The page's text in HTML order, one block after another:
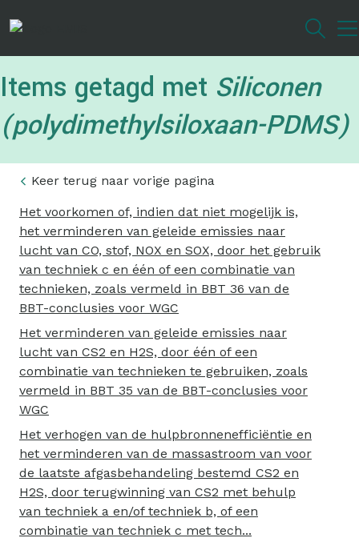
inhoud
gaan
Items getagd met Siliconen
(polydimethylsiloxaan-PDMS)
Keer terug naar vorige pagina
Het voorkomen of, indien dat niet mogelijk is,
het verminderen van geleide emissies naar
lucht van CO, stof, NOX en SOX, door het gebruik
van techniek c en één of een combinatie van
technieken, zoals vermeld in BBT 36 van de
BBT-conclusies voor WGC
Het verminderen van geleide emissies naar
lucht van CS2 en H2S, door één of een
combinatie van technieken te gebruiken, zoals
vermeld in BBT 35 van de BBT-conclusies voor
WGC
Het verhogen van de hulpbronnenefficiëntie en
het verminderen van de massastroom van voor
de laatste afgasbehandeling bestemd CS2 en
H2S, door terugwinning van CS2 met behulp
van techniek a en/of techniek b, of een
combinatie van techniek c met tech...